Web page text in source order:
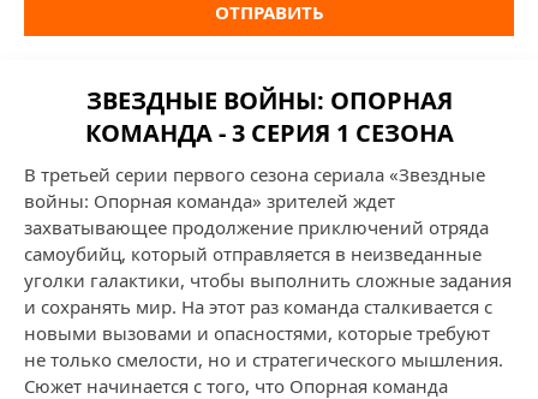
ОТПРАВИТЬ
ЗВЕЗДНЫЕ ВОЙНЫ: ОПОРНАЯ
КОМАНДА - 3 СЕРИЯ 1 СЕЗОНА
В третьей серии первого сезона сериала «Звездные
войны: Опорная команда» зрителей ждет
захватывающее продолжение приключений отряда
самоубийц, который отправляется в неизведанные
уголки галактики, чтобы выполнить сложные задания
и сохранять мир. На этот раз команда сталкивается с
новыми вызовами и опасностями, которые требуют
не только смелости, но и стратегического мышления.
Сюжет начинается с того, что Опорная команда